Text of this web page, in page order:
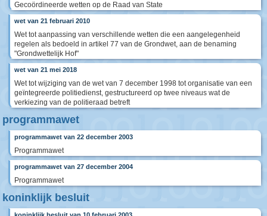
Gecoördineerde wetten op de Raad van State
wet van 21 februari 2010
Wet tot aanpassing van verschillende wetten die een aangelegenheid
regelen als bedoeld in artikel 77 van de Grondwet, aan de benaming
"Grondwettelijk Hof"
wet van 21 mei 2018
Wet tot wijziging van de wet van 7 december 1998 tot organisatie van een
geïntegreerde politiedienst, gestructureerd op twee niveaus wat de
verkiezing van de politieraad betreft
programmawet
programmawet van 22 december 2003
Programmawet
programmawet van 27 december 2004
Programmawet
koninklijk besluit